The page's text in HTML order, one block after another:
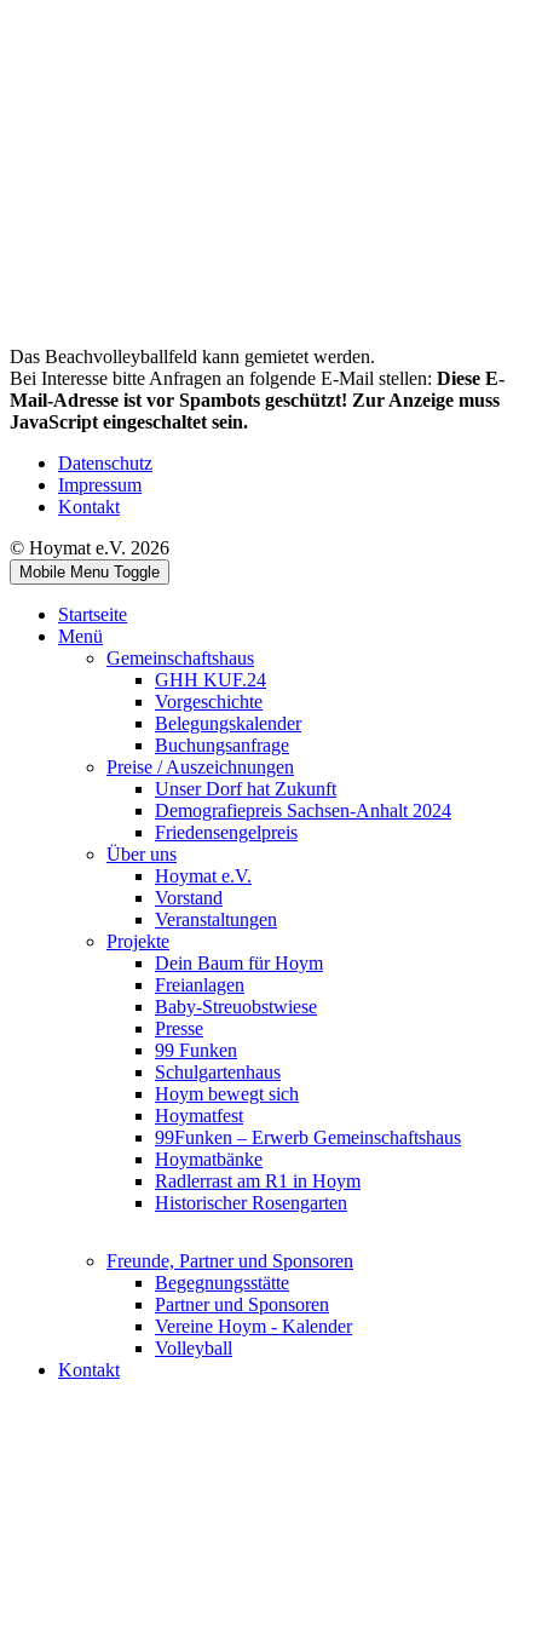
Das Beachvolleyballfeld kann gemietet werden.
Bei Interesse bitte Anfragen an folgende E-Mail stellen: Diese E-
Mail-Adresse ist vor Spambots geschützt! Zur Anzeige muss
JavaScript eingeschaltet sein.
Datenschutz
Impressum
Kontakt
© Hoymat e.V. 2026
Mobile Menu Toggle
Startseite
Menü
Gemeinschaftshaus
GHH KUF.24
Vorgeschichte
Belegungskalender
Buchungsanfrage
Preise / Auszeichnungen
Unser Dorf hat Zukunft
Demografiepreis Sachsen-Anhalt 2024
Friedensengelpreis
Über uns
Hoymat e.V.
Vorstand
Veranstaltungen
Projekte
Dein Baum für Hoym
Freianlagen
Baby-Streuobstwiese
Presse
99 Funken
Schulgartenhaus
Hoym bewegt sich
Hoymatfest
99Funken – Erwerb Gemeinschaftshaus
Hoymatbänke
Radlerrast am R1 in Hoym
Historischer Rosengarten
Freunde, Partner und Sponsoren
Begegnungsstätte
Partner und Sponsoren
Vereine Hoym - Kalender
Volleyball
Kontakt